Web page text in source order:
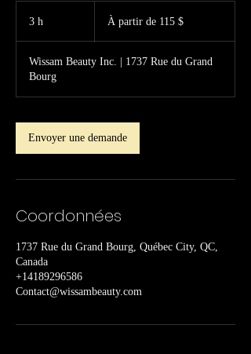
3 h
partir
canadiens
À partir de 115 $
Wissam Beauty Inc. | 1737 Rue du Grand
Bourg
Envoyer une demande
Coordonnées
1737 Rue du Grand Bourg, Québec City, QC,
Canada
+14189296586
Contact@wissambeauty.com